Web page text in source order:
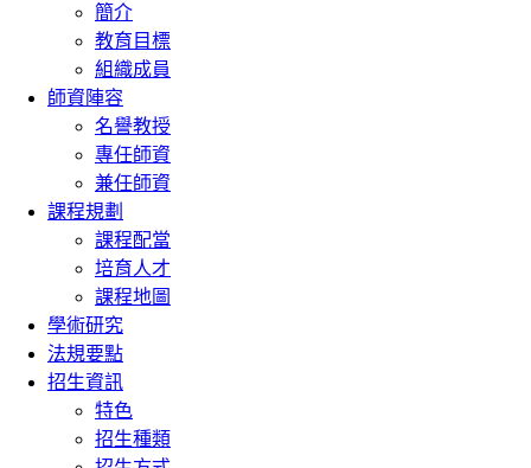
簡介
教育目標
組織成員
師資陣容
名譽教授
專任師資
兼任師資
課程規劃
課程配當
培育人才
課程地圖
學術研究
法規要點
招生資訊
特色
招生種類